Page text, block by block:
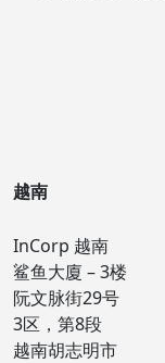
越南
InCorp 越南
鲨鱼大廈 – 3楼
阮文脉街29号
3区，第8段
越南胡志明市